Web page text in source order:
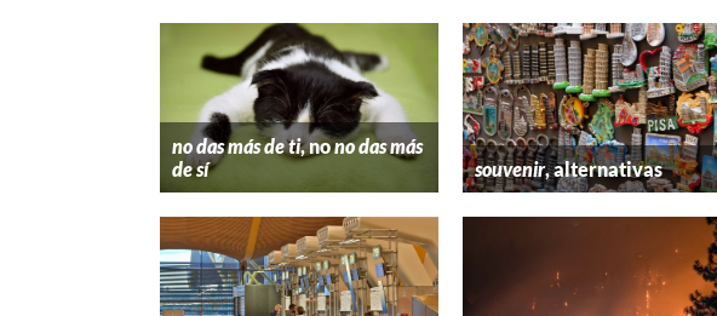
no das más de ti, nono das más
de sí
souvenir, alternativas